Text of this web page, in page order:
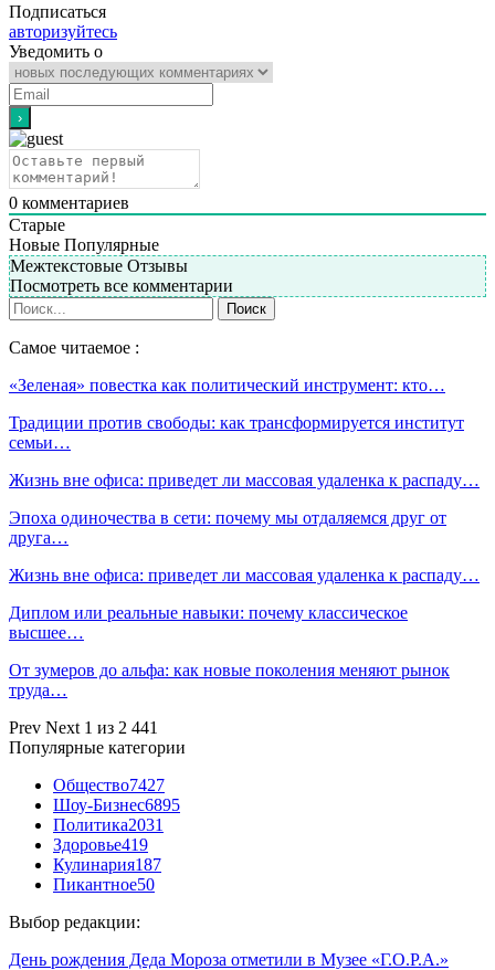
Подписаться
авторизуйтесь
Уведомить о
0 комментариев
Старые
Новые Популярные
Межтекстовые Отзывы
Посмотреть все комментарии
Самое читаемое :
«Зеленая» повестка как политический инструмент: кто…
Традиции против свободы: как трансформируется институт
семьи…
Жизнь вне офиса: приведет ли массовая удаленка к распаду…
Эпоха одиночества в сети: почему мы отдаляемся друг от
друга…
Жизнь вне офиса: приведет ли массовая удаленка к распаду…
Диплом или реальные навыки: почему классическое
высшее…
От зумеров до альфа: как новые поколения меняют рынок
труда…
Prev Next 1 из 2 441
Популярные категории
Общество7427
Шоу-Бизнес6895
Политика2031
Здоровье419
Кулинария187
Пикантное50
Выбор редакции:
День рождения Деда Мороза отметили в Музее «Г.О.Р.А.»